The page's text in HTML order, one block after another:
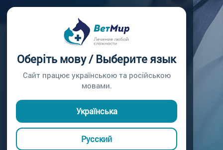
Оберіть мову / Выберите язык
Сайт працює українською та російською
мовами.
Українська
Русский
ПЛАНОВАЯ
КАСТРАЦИЯ
18.03.2021